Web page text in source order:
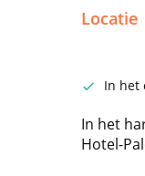
Locatie
In het
In het
Hotel-